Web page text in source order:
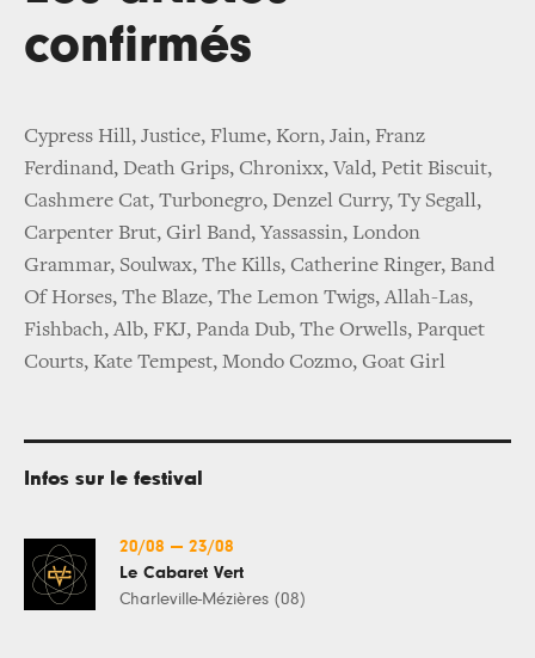
confirmés
Cypress Hill, Justice, Flume, Korn, Jain, Franz
Ferdinand, Death Grips, Chronixx, Vald, Petit Biscuit,
Cashmere Cat, Turbonegro, Denzel Curry, Ty Segall,
Carpenter Brut, Girl Band, Yassassin, London
Grammar, Soulwax, The Kills, Catherine Ringer, Band
Of Horses, The Blaze, The Lemon Twigs, Allah-Las,
Fishbach, Alb, FKJ, Panda Dub, The Orwells, Parquet
Courts, Kate Tempest, Mondo Cozmo, Goat Girl
Infos sur le festival
20/08 — 23/08
Le Cabaret Vert
Charleville-Mézières (08)